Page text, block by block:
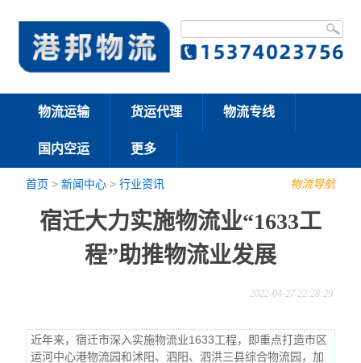
物流运输 货运代理 物流专线
国内空运 更多
物流导航
首页 >新闻中心 >行业资讯
宿迁大力实施物流业“1633工
程”助推物流业发展
2022-04-27 22:28:29
近年来，宿迁市深入实施物流业1633工程，即重点打造市区
运河中心港物流园和沭阳、泗阳、泗洪三县综合物流园，加